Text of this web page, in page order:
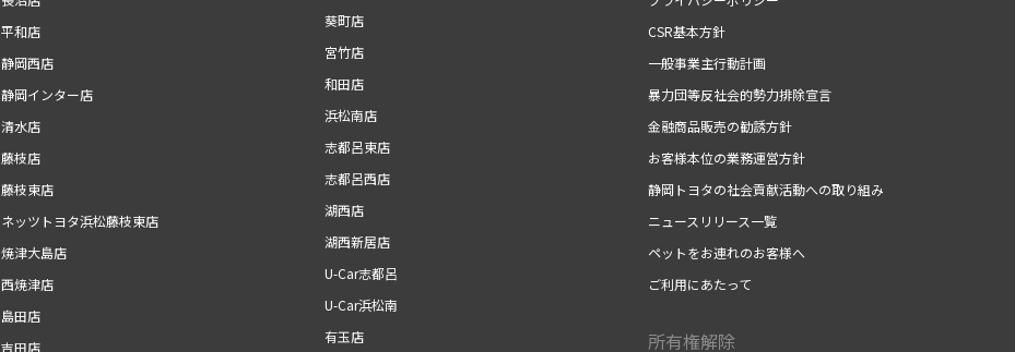
平和店
静岡西店
静岡インター店
清水店
藤枝店
藤枝東店
ネッツトヨタ浜松藤枝東店
焼津大島店
西焼津店
島田店
吉田店
葵町店
宮竹店
和田店
浜松南店
志都呂東店
志都呂西店
湖西店
湖西新居店
U-Car志都呂
U-Car浜松南
有玉店
CSR基本方針
一般事業主行動計画
暴力団等反社会的勢力排除宣言
金融商品販売の勧誘方針
お客様本位の業務運営方針
静岡トヨタの社会貢献活動への取り組み
ニュースリリース一覧
ペットをお連れのお客様へ
ご利用にあたって
所有権解除